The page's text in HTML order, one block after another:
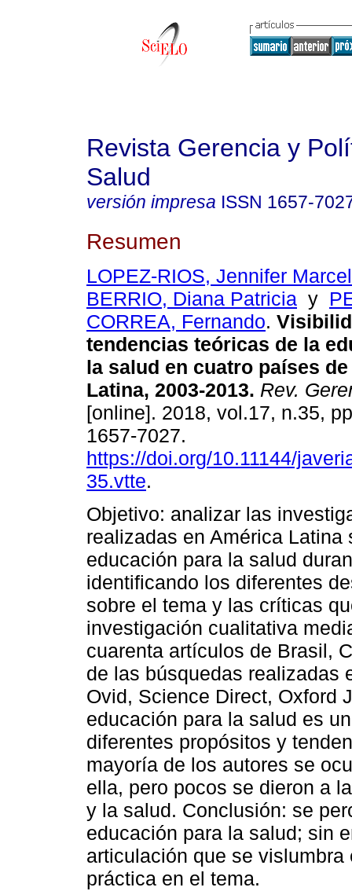
Revista Gerencia y
Salud
versión impresa ISSN 1657-
Resumen
LOPEZ-RIOS, Jennifer
BERRIO, Diana Patricia y
CORREA, Fernando.
tendencias teóricas de la
la salud en cuatro países
Latina, 2003-2013. Rev.
[online]. 2018, vol.17, n.35,
1657-7027.
https://doi.org/10.11144/
35.vtte.
Objetivo: analizar las
realizadas en América Latina
educación para la salud
identificando los diferentes
sobre el tema y las críticas
investigación cualitativa
cuarenta artículos de Brasil,
de las búsquedas realizadas
Ovid, Science Direct, Oxford
educación para la salud es
diferentes propósitos y
mayoría de los autores se
ella, pero pocos se dieron a
y la salud. Conclusión: se
educación para la salud; sin
articulación que se
práctica en el tema.